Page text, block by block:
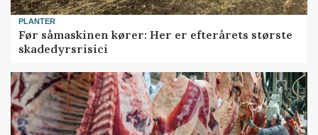
PLANTER
Før såmaskinen kører: Her er efterårets største
skadedyrsrisici